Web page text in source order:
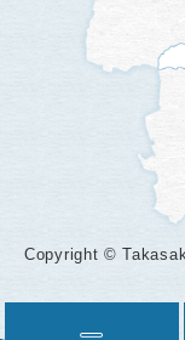
Copyright ©